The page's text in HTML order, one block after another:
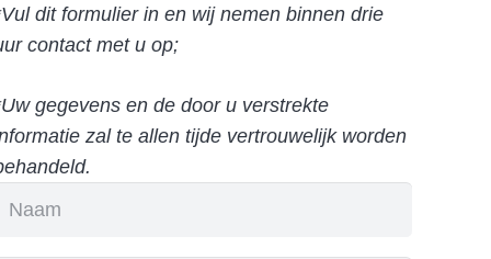
dit formulier in en wij nemen binnen drie
contact met u op;
gegevens en de door u verstrekte
zal te allen tijde vertrouwelijk worden